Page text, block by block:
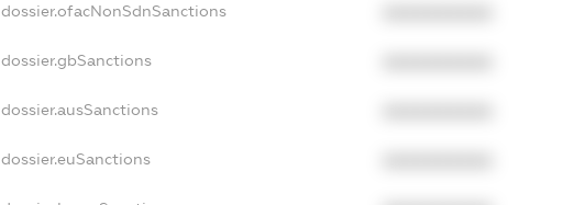
dossier.ofacNonSdnSanctions
dossier.gbSanctions
dossier.ausSanctions
dossier.euSanctions